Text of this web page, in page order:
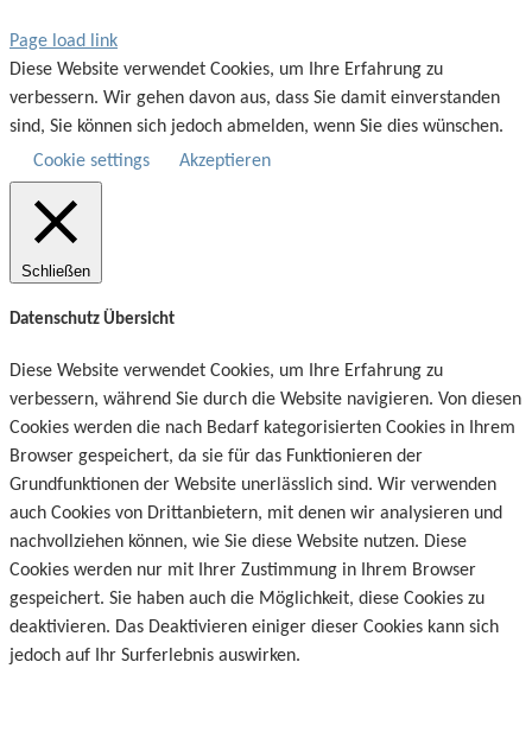
Page load link
Diese Website verwendet Cookies, um Ihre Erfahrung zu
verbessern. Wir gehen davon aus, dass Sie damit einverstanden
sind, Sie können sich jedoch abmelden, wenn Sie dies wünschen.
Cookie settings
Akzeptieren
Schließen
Datenschutz Übersicht
Diese Website verwendet Cookies, um Ihre Erfahrung zu
verbessern, während Sie durch die Website navigieren. Von diesen
Cookies werden die nach Bedarf kategorisierten Cookies in Ihrem
Browser gespeichert, da sie für das Funktionieren der
Grundfunktionen der Website unerlässlich sind. Wir verwenden
auch Cookies von Drittanbietern, mit denen wir analysieren und
nachvollziehen können, wie Sie diese Website nutzen. Diese
Cookies werden nur mit Ihrer Zustimmung in Ihrem Browser
gespeichert. Sie haben auch die Möglichkeit, diese Cookies zu
deaktivieren. Das Deaktivieren einiger dieser Cookies kann sich
jedoch auf Ihr Surferlebnis auswirken.